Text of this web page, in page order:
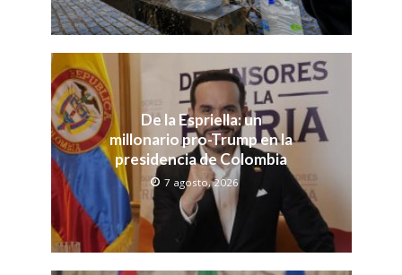
De la Espriella: un
millonario pro-Trump en la
presidencia de Colombia
7 agosto, 2026